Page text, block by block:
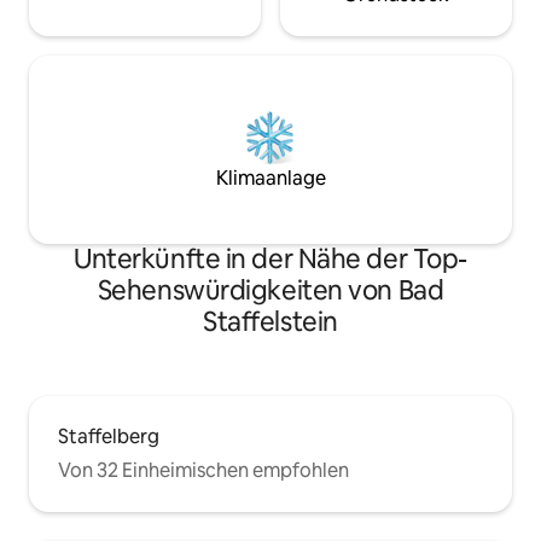
Klimaanlage
Unterkünfte in der Nähe der Top-
Sehenswürdigkeiten von Bad
Staffelstein
Staffelberg
Von 32 Einheimischen empfohlen